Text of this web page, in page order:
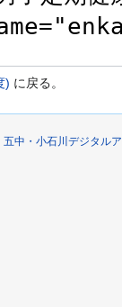
) に戻る。
五中・小石川デジタル